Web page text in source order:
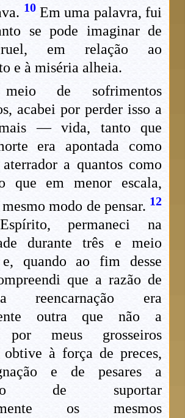
10Em uma palavra, fui
se pode imaginar de
em relação ao
e à miséria alheia.
de sofrimentos
acabei por perder isso a
— vida, tanto que
era apontada como
a quantos como
que em menor escala,
modo de pensar. 12
permaneci na
durante três e meio
e, quando ao fim desse
que a razão de
reencarnação era
outra que não a
por meus grosseiros
obtive à força de preces,
e de pesares a
de suportar
os mesmos